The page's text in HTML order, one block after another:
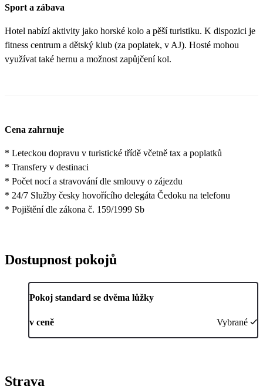
Sport a zábava
Hotel nabízí aktivity jako horské kolo a pěší turistiku. K dispozici je
fitness centrum a dětský klub (za poplatek, v AJ). Hosté mohou
využívat také hernu a možnost zapůjčení kol.
Cena zahrnuje
* Leteckou dopravu v turistické třídě včetně tax a poplatků
* Transfery v destinaci
* Počet nocí a stravování dle smlouvy o zájezdu
* 24/7 Služby česky hovořícího delegáta Čedoku na telefonu
* Pojištění dle zákona č. 159/1999 Sb
Dostupnost pokojů
Pokoj standard se dvěma lůžky
v ceně Vybrané
Strava